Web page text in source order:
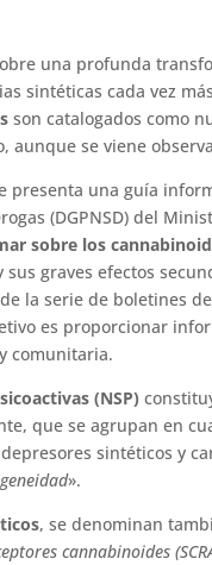
una profunda
sintéticas cada vez
son catalogados como
aunque se viene
presenta una guía
(DGPNSD) del
sobre los
sus graves efectos
la serie de boletines
es proporcionar
comunitaria.
(NSP)
que se agrupan en
sintéticos y
».
, se denominan
cannabinoides